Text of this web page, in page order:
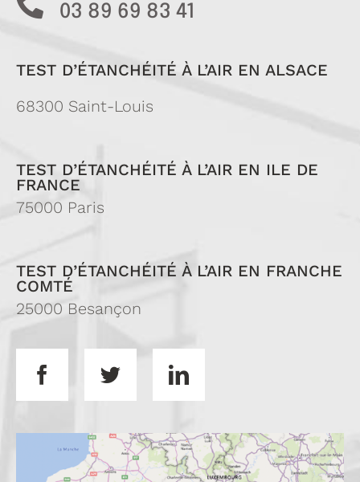
03 89 69 83 41
TEST D’ÉTANCHÉITÉ À L’AIR EN ALSACE
68300 Saint-Louis
TEST D’ÉTANCHÉITÉ À L’AIR EN ILE DE
FRANCE
75000 Paris
TEST D’ÉTANCHÉITÉ À L’AIR EN FRANCHE
COMTÉ
25000 Besançon